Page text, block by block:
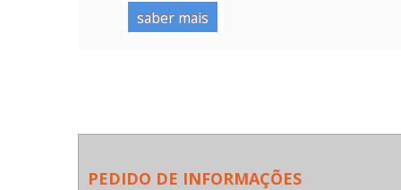
saber mais
PEDIDO DE INFORMAÇÕES